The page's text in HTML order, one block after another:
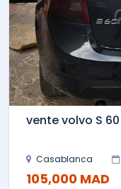
vente volvo S 60
Casablanca
105,000 MAD